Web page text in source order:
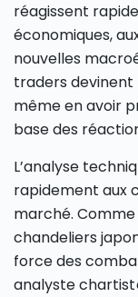
réagissent
économiques,
nouvelles
traders devinent
même en avoir
base des
L’analyse
rapidement aux
marché. Comme
chandeliers
force des
analyste